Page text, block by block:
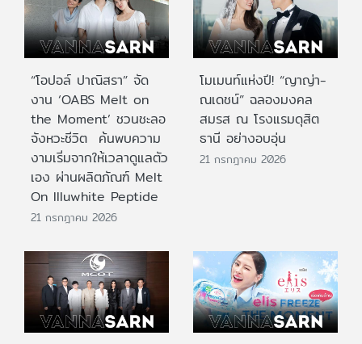
“โอปอล์ ปาณิสรา” จัด
งาน ‘OABS Melt on
the Moment’ ชวนชะลอ
จังหวะชีวิต ค้นพบความ
งามเริ่มจากให้เวลาดูแลตัว
เอง ผ่านผลิตภัณฑ์ Melt
On Illuwhite Peptide
21 กรกฎาคม 2026
โมเมนท์แห่งปี! “ญาญ่า-
ณเดชน์” ฉลองมงคล
สมรส ณ โรงแรมดุสิต
ธานี อย่างอบอุ่น
21 กรกฎาคม 2026